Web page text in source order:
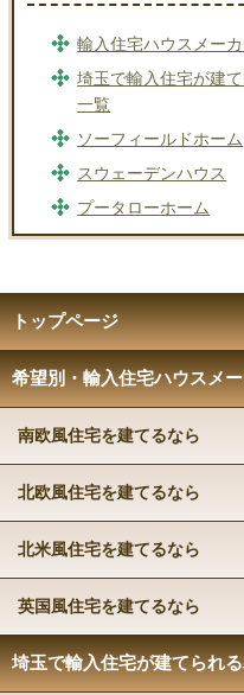
輸入住宅ハウスメー
埼玉で輸入住宅が建
一覧
ソーフィールドホーム
スウェーデンハウス
プータローホーム
トップページ
希望別・輸入住宅ハウスメ
南欧風住宅を建てるなら
北欧風住宅を建てるなら
北米風住宅を建てるなら
英国風住宅を建てるなら
埼玉で輸入住宅が建てられ